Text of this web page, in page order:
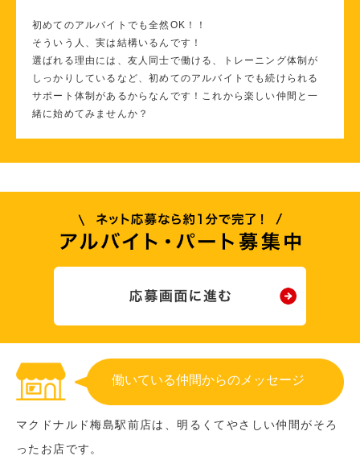
初めてのアルバイトでも全然OK！！
そういう人、実は結構いるんです！
選ばれる理由には、友人同士で働ける、トレーニング体制が
しっかりしているなど、初めてのアルバイトでも続けられる
サポート体制があるからなんです！これから楽しい仲間と一
緒に始めてみませんか？
働いている仲間からのメッセージ
マクドナルド梅島駅前店は、明るくてやさしい仲間がそろ
ったお店です。